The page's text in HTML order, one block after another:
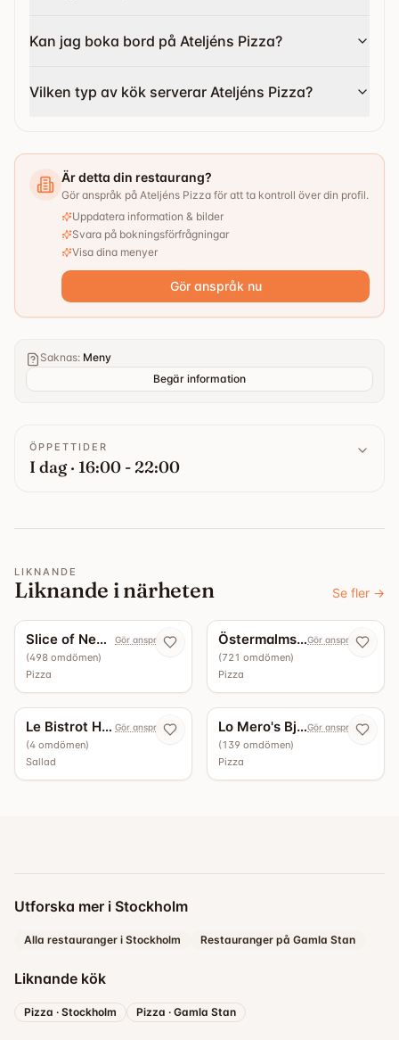
Kan jag boka bord på Ateljéns Pizza?
Vilken typ av kök serverar Ateljéns Pizza?
Är detta din restaurang?
Gör anspråk på Ateljéns Pizza för att ta kontroll över din profil.
Uppdatera information & bilder
Svara på bokningsförfrågningar
Visa dina menyer
Gör anspråk nu
Saknas: Meny
Begär information
ÖPPETTIDER
I dag · 16:00 - 22:00
LIKNANDE
Liknande i närheten Se fler →
Slice of New York Gör anspråk nu
(498 omdömen)
Pizza
Östermalms PizzeriaGör anspråk nu
(721 omdömen)
Pizza
4.0
Le Bistrot Hötorgshallen Gör anspråk nu
(4 omdömen)
Sallad
3.7
Lo Mero's BjörkhagenGör anspråk nu
(139 omdömen)
Pizza
Utforska mer i Stockholm
Alla restauranger i Stockholm Restauranger på Gamla Stan
Liknande kök
Pizza · Stockholm Pizza · Gamla Stan